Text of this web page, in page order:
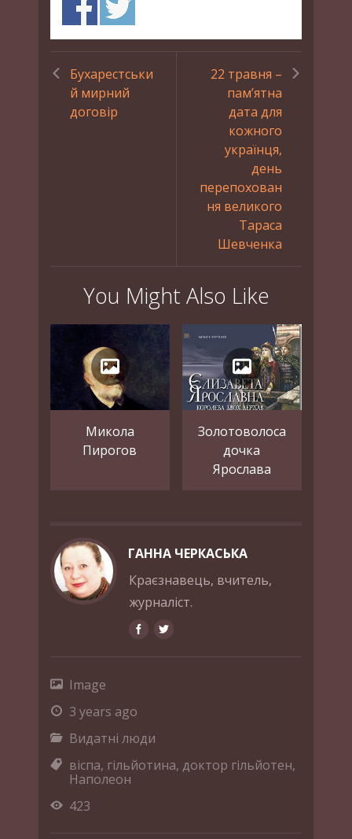
Бухарестськи
й мирний
договір
22 травня –
пам’ятна
дата для
кожного
українця,
день
перепохован
ня великого
Тараса
Шевченка
You Might Also Like
Микола
Пирогов
Золотоволоса
дочка
Ярослава
ГАННА ЧЕРКАСЬКА
Краєзнавець, вчитель,
журналіст.
Image
3 years ago
Видатні люди
віспа, гільйотина, доктор гільйотен,
Наполеон
423